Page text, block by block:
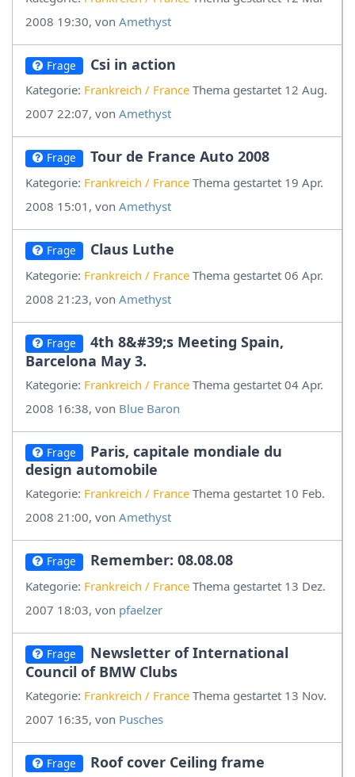
2008 19:30, von Amethyst
Frage Csi in action
Kategorie: Frankreich / France Thema gestartet 12 Aug.
2007 22:07, von Amethyst
Frage Tour de France Auto 2008
Kategorie: Frankreich / France Thema gestartet 19 Apr.
2008 15:01, von Amethyst
Frage Claus Luthe
Kategorie: Frankreich / France Thema gestartet 06 Apr.
2008 21:23, von Amethyst
Frage
4th 8&#39;s Meeting Spain,
Barcelona May 3.
Kategorie: Frankreich / France Thema gestartet 04 Apr.
2008 16:38, von Blue Baron
Frage
Paris, capitale mondiale du
design automobile
Kategorie: Frankreich / France Thema gestartet 10 Feb.
2008 21:00, von Amethyst
Frage Remember: 08.08.08
Kategorie: Frankreich / France Thema gestartet 13 Dez.
2007 18:03, von pfaelzer
Frage
Newsletter of International
Council of BMW Clubs
Kategorie: Frankreich / France Thema gestartet 13 Nov.
2007 16:35, von Pusches
Frage Roof cover Ceiling frame